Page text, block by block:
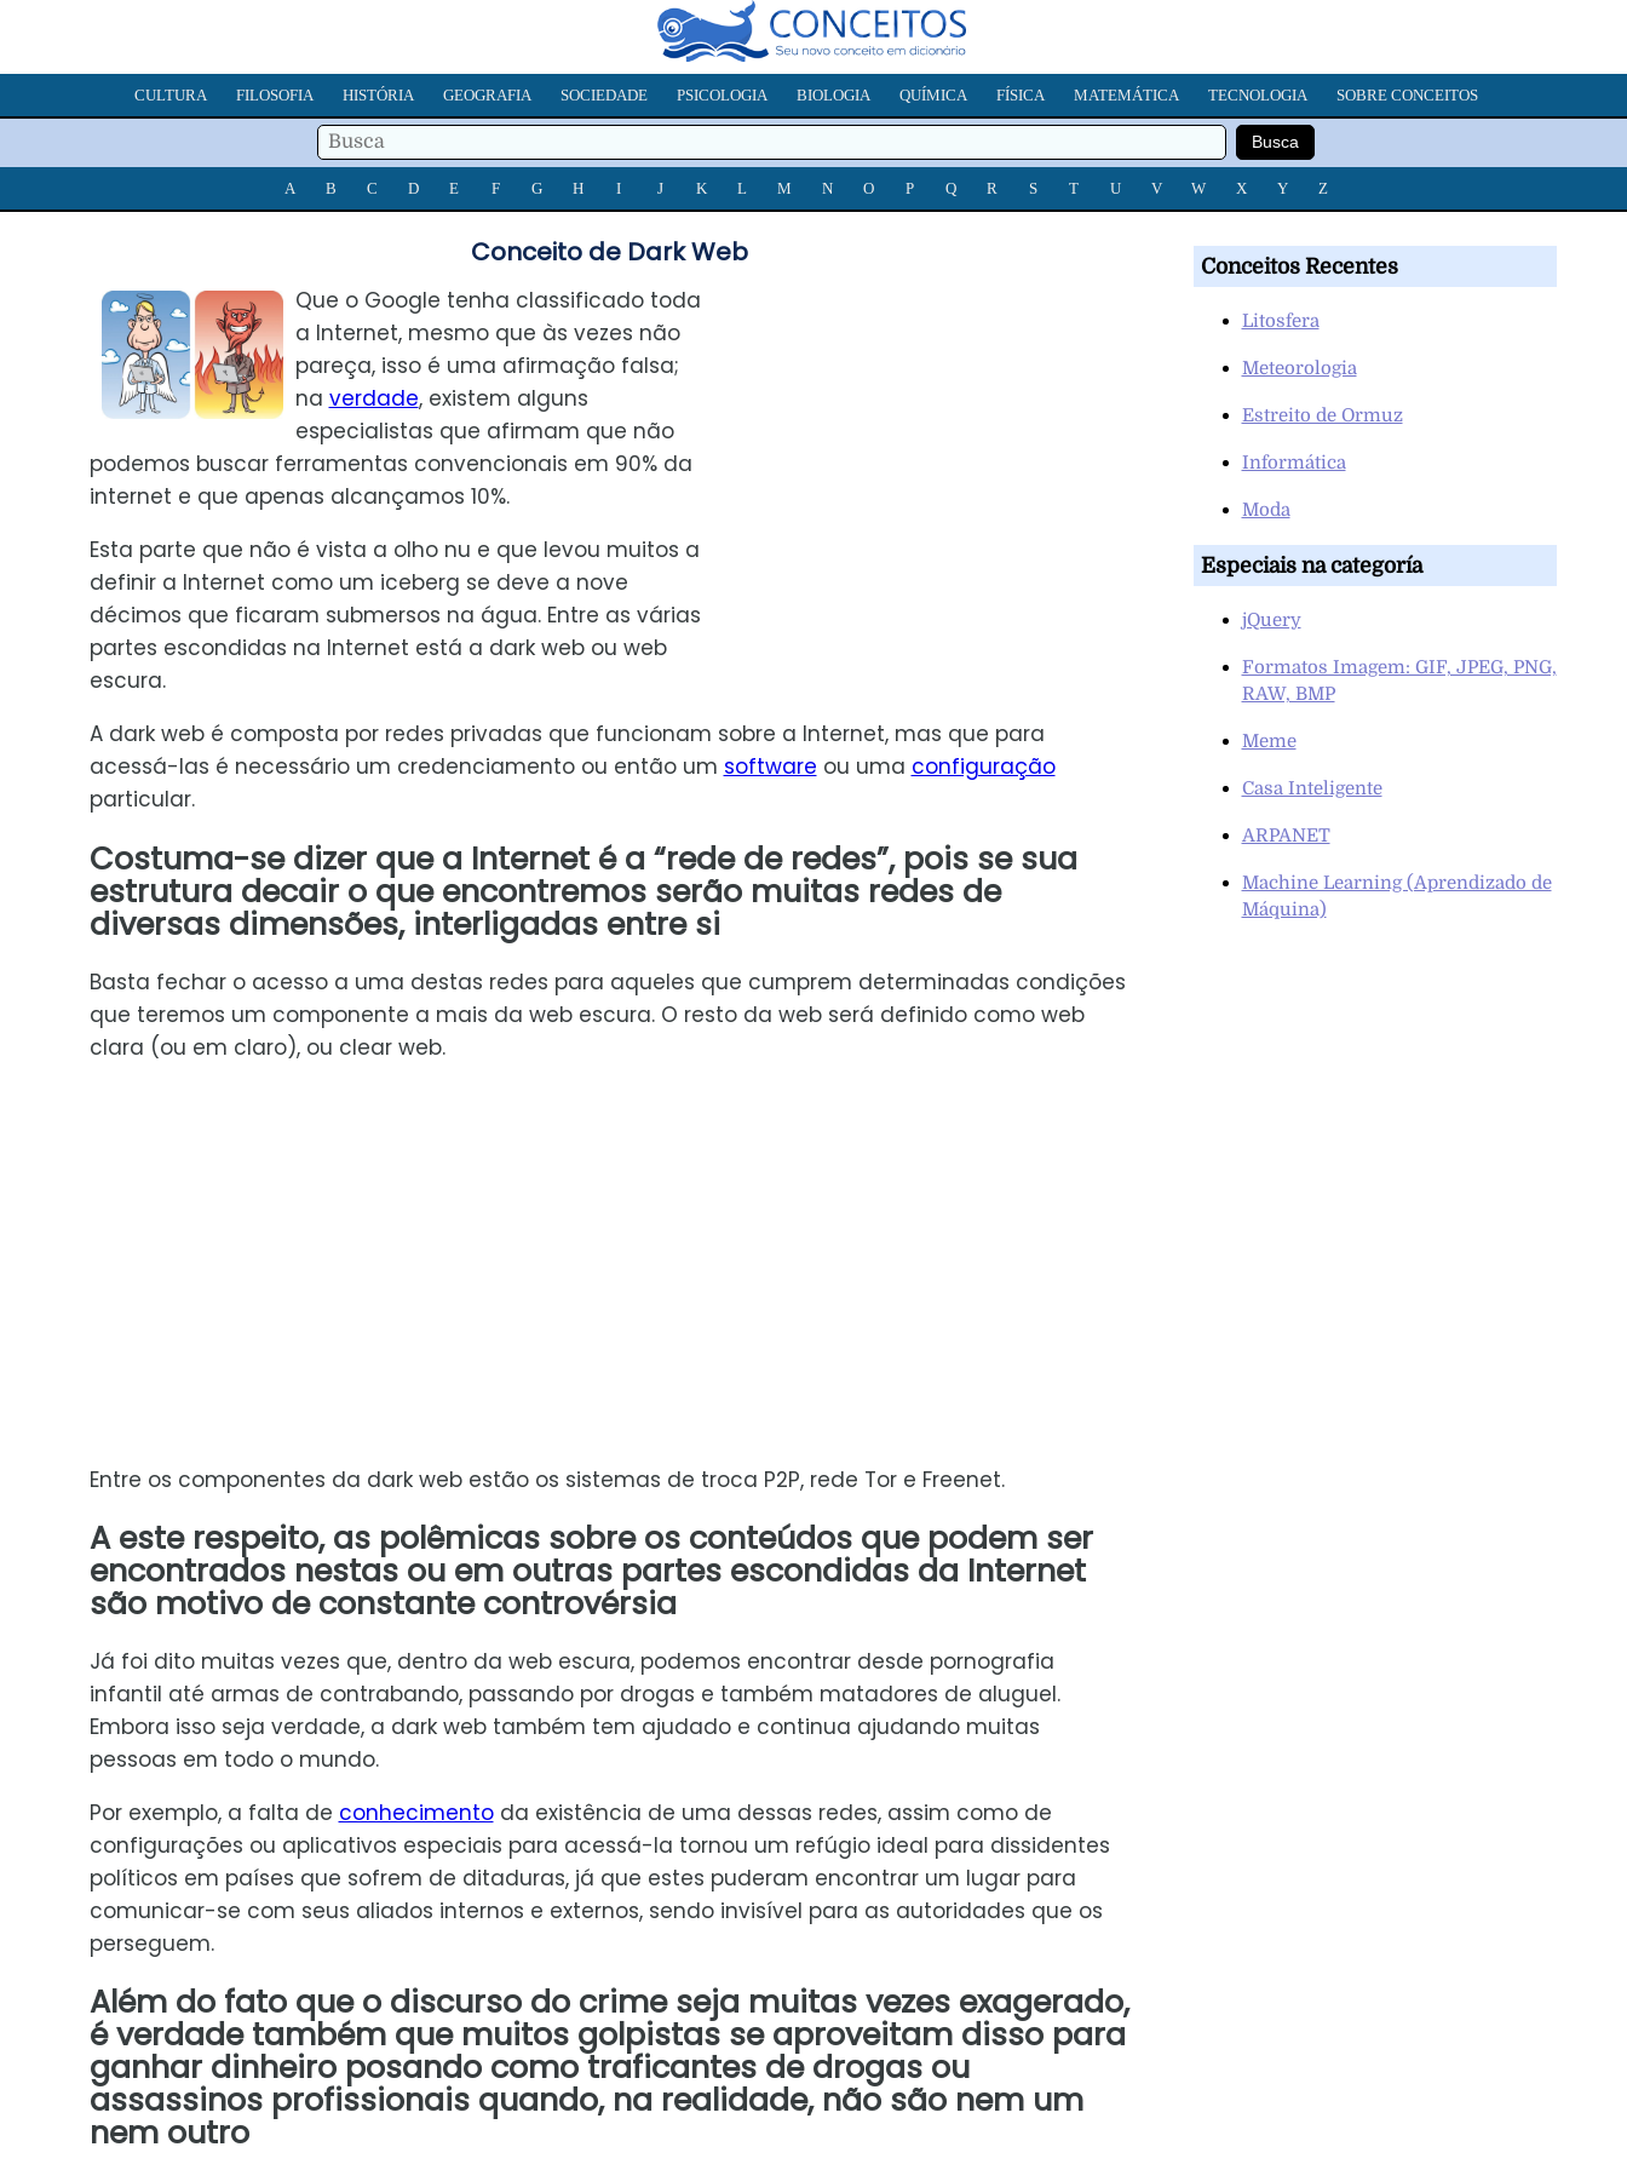
CULTURA FILOSOFIA HISTÓRIA GEOGRAFIA SOCIEDADE PSICOLOGIA BIOLOGIA QUÍMICA FÍSICA MATEMÁTICA TECNOLOGIA SOBRE CONCEITOS
A B C D E F G H I J K L M N O P Q R S T U V W X Y Z
Conceito de Dark Web
Que o Google tenha classificado toda
a Internet, mesmo que às vezes não
pareça, isso é uma afirmação falsa;
na verdade, existem alguns
especialistas que afirmam que não
podemos buscar ferramentas convencionais em 90% da
internet e que apenas alcançamos 10%.
Esta parte que não é vista a olho nu e que levou muitos a
definir a Internet como um iceberg se deve a nove
décimos que ficaram submersos na água. Entre as várias
partes escondidas na Internet está a dark web ou web
escura.
A dark web é composta por redes privadas que funcionam sobre a Internet, mas que para
acessá-las é necessário um credenciamento ou então um software ou uma configuração
particular.
Costuma-se dizer que a Internet é a “rede de redes”, pois se sua
estrutura decair o que encontremos serão muitas redes de
diversas dimensões, interligadas entre si
Basta fechar o acesso a uma destas redes para aqueles que cumprem determinadas condições
que teremos um componente a mais da web escura. O resto da web será definido como web
clara (ou em claro), ou clear web.
Entre os componentes da dark web estão os sistemas de troca P2P, rede Tor e Freenet.
A este respeito, as polêmicas sobre os conteúdos que podem ser
encontrados nestas ou em outras partes escondidas da Internet
são motivo de constante controvérsia
Já foi dito muitas vezes que, dentro da web escura, podemos encontrar desde pornografia
infantil até armas de contrabando, passando por drogas e também matadores de aluguel.
Embora isso seja verdade, a dark web também tem ajudado e continua ajudando muitas
pessoas em todo o mundo.
Por exemplo, a falta de conhecimentoda existência de uma dessas redes, assim como de
configurações ou aplicativos especiais para acessá-la tornou um refúgio ideal para dissidentes
políticos em países que sofrem de ditaduras, já que estes puderam encontrar um lugar para
comunicar-se com seus aliados internos e externos, sendo invisível para as autoridades que os
perseguem.
Além do fato que o discurso do crime seja muitas vezes exagerado,
é verdade também que muitos golpistas se aproveitam disso para
ganhar dinheiro posando como traficantes de drogas ou
assassinos profissionais quando, na realidade, não são nem um
nem outro
Conceitos Recentes
Litosfera
Meteorologia
Estreito de Ormuz
Informática
Moda
Especiais na categoría
jQuery
Formatos Imagem: GIF, JPEG, PNG,
RAW, BMP
Meme
Casa Inteligente
ARPANET
Machine Learning (Aprendizado de
Máquina)